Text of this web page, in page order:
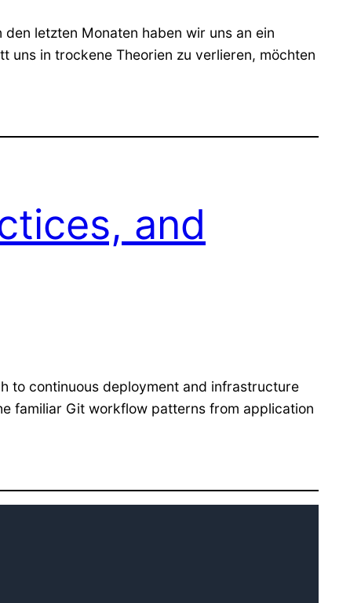
letzten Monaten haben wir uns an ein
uns in trockene Theorien zu verlieren, möchten
and
to continuous deployment and infrastructure
familiar Git workflow patterns from application